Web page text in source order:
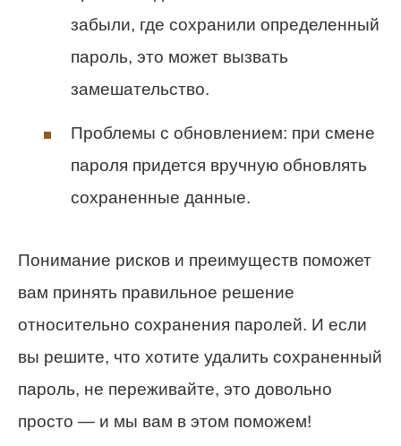
забыли, где сохранили определенный
пароль, это может вызвать
замешательство.
Проблемы с обновлением: при смене
пароля придется вручную обновлять
сохраненные данные.
Понимание рисков и преимуществ поможет
вам принять правильное решение
относительно сохранения паролей. И если
вы решите, что хотите удалить сохраненный
пароль, не переживайте, это довольно
просто — и мы вам в этом поможем!